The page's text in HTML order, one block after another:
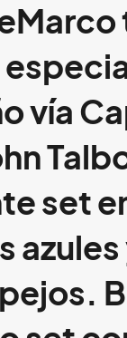
vía
set